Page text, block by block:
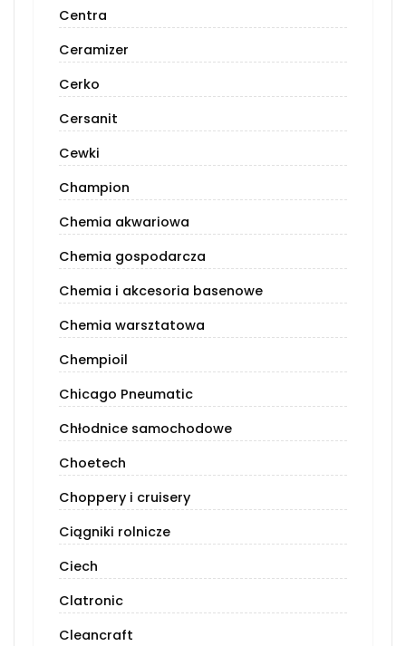
Centra
Ceramizer
Cerko
Cersanit
Cewki
Champion
Chemia akwariowa
Chemia gospodarcza
Chemia i akcesoria basenowe
Chemia warsztatowa
Chempioil
Chicago Pneumatic
Chłodnice samochodowe
Choetech
Choppery i cruisery
Ciągniki rolnicze
Ciech
Clatronic
Cleancraft